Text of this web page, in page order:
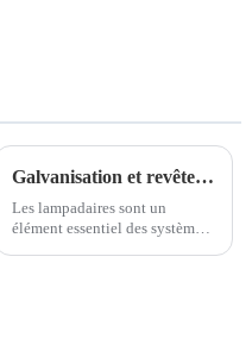
Galvanisation et revêtement en poudre : importance pour les lampadaires
Les lampadaires sont un
élément essentiel des systèmes